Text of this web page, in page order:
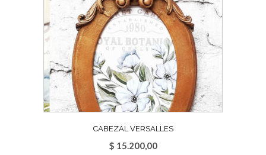
CABEZAL VERSALLES
$ 15.200,00